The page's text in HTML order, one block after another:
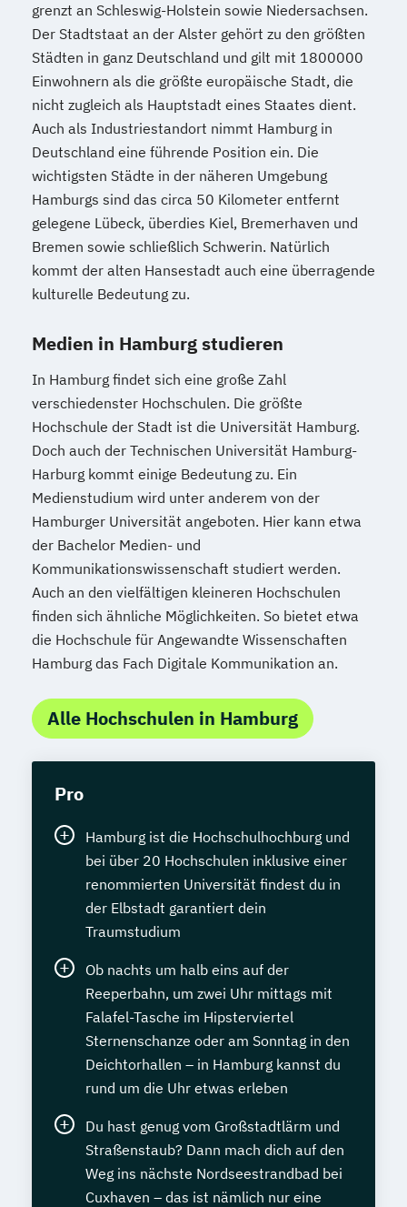
grenzt an Schleswig-Holstein sowie Niedersachsen.
Der Stadtstaat an der Alster gehört zu den größten
Städten in ganz Deutschland und gilt mit 1800000
Einwohnern als die größte europäische Stadt, die
nicht zugleich als Hauptstadt eines Staates dient.
Auch als Industriestandort nimmt Hamburg in
Deutschland eine führende Position ein. Die
wichtigsten Städte in der näheren Umgebung
Hamburgs sind das circa 50 Kilometer entfernt
gelegene Lübeck, überdies Kiel, Bremerhaven und
Bremen sowie schließlich Schwerin. Natürlich
kommt der alten Hansestadt auch eine überragende
kulturelle Bedeutung zu.
Medien in Hamburg studieren
In Hamburg findet sich eine große Zahl
verschiedenster Hochschulen. Die größte
Hochschule der Stadt ist die Universität Hamburg.
Doch auch der Technischen Universität Hamburg-
Harburg kommt einige Bedeutung zu. Ein
Medienstudium wird unter anderem von der
Hamburger Universität angeboten. Hier kann etwa
der Bachelor Medien- und
Kommunikationswissenschaft studiert werden.
Auch an den vielfältigen kleineren Hochschulen
finden sich ähnliche Möglichkeiten. So bietet etwa
die Hochschule für Angewandte Wissenschaften
Hamburg das Fach Digitale Kommunikation an.
Alle Hochschulen in Hamburg
Pro
Hamburg ist die Hochschulhochburg und
bei über 20 Hochschulen inklusive einer
renommierten Universität findest du in
der Elbstadt garantiert dein
Traumstudium
Ob nachts um halb eins auf der
Reeperbahn, um zwei Uhr mittags mit
Falafel-Tasche im Hipsterviertel
Sternenschanze oder am Sonntag in den
Deichtorhallen – in Hamburg kannst du
rund um die Uhr etwas erleben
Du hast genug vom Großstadtlärm und
Straßenstaub? Dann mach dich auf den
Weg ins nächste Nordseestrandbad bei
Cuxhaven – das ist nämlich nur eine